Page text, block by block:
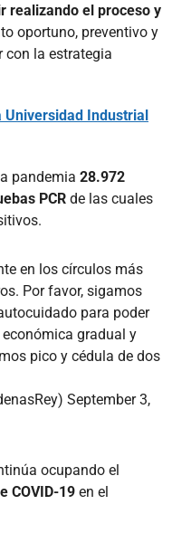
realizando el proceso y
oportuno, preventivo y
con la estrategia
Universidad Industrial
pandemia 28.972
PCR de las cuales
en los círculos más
Por favor, sigamos
para poder
gradual y
pico y cédula de dos
September 3,
ocupando el
COVID-19 en el